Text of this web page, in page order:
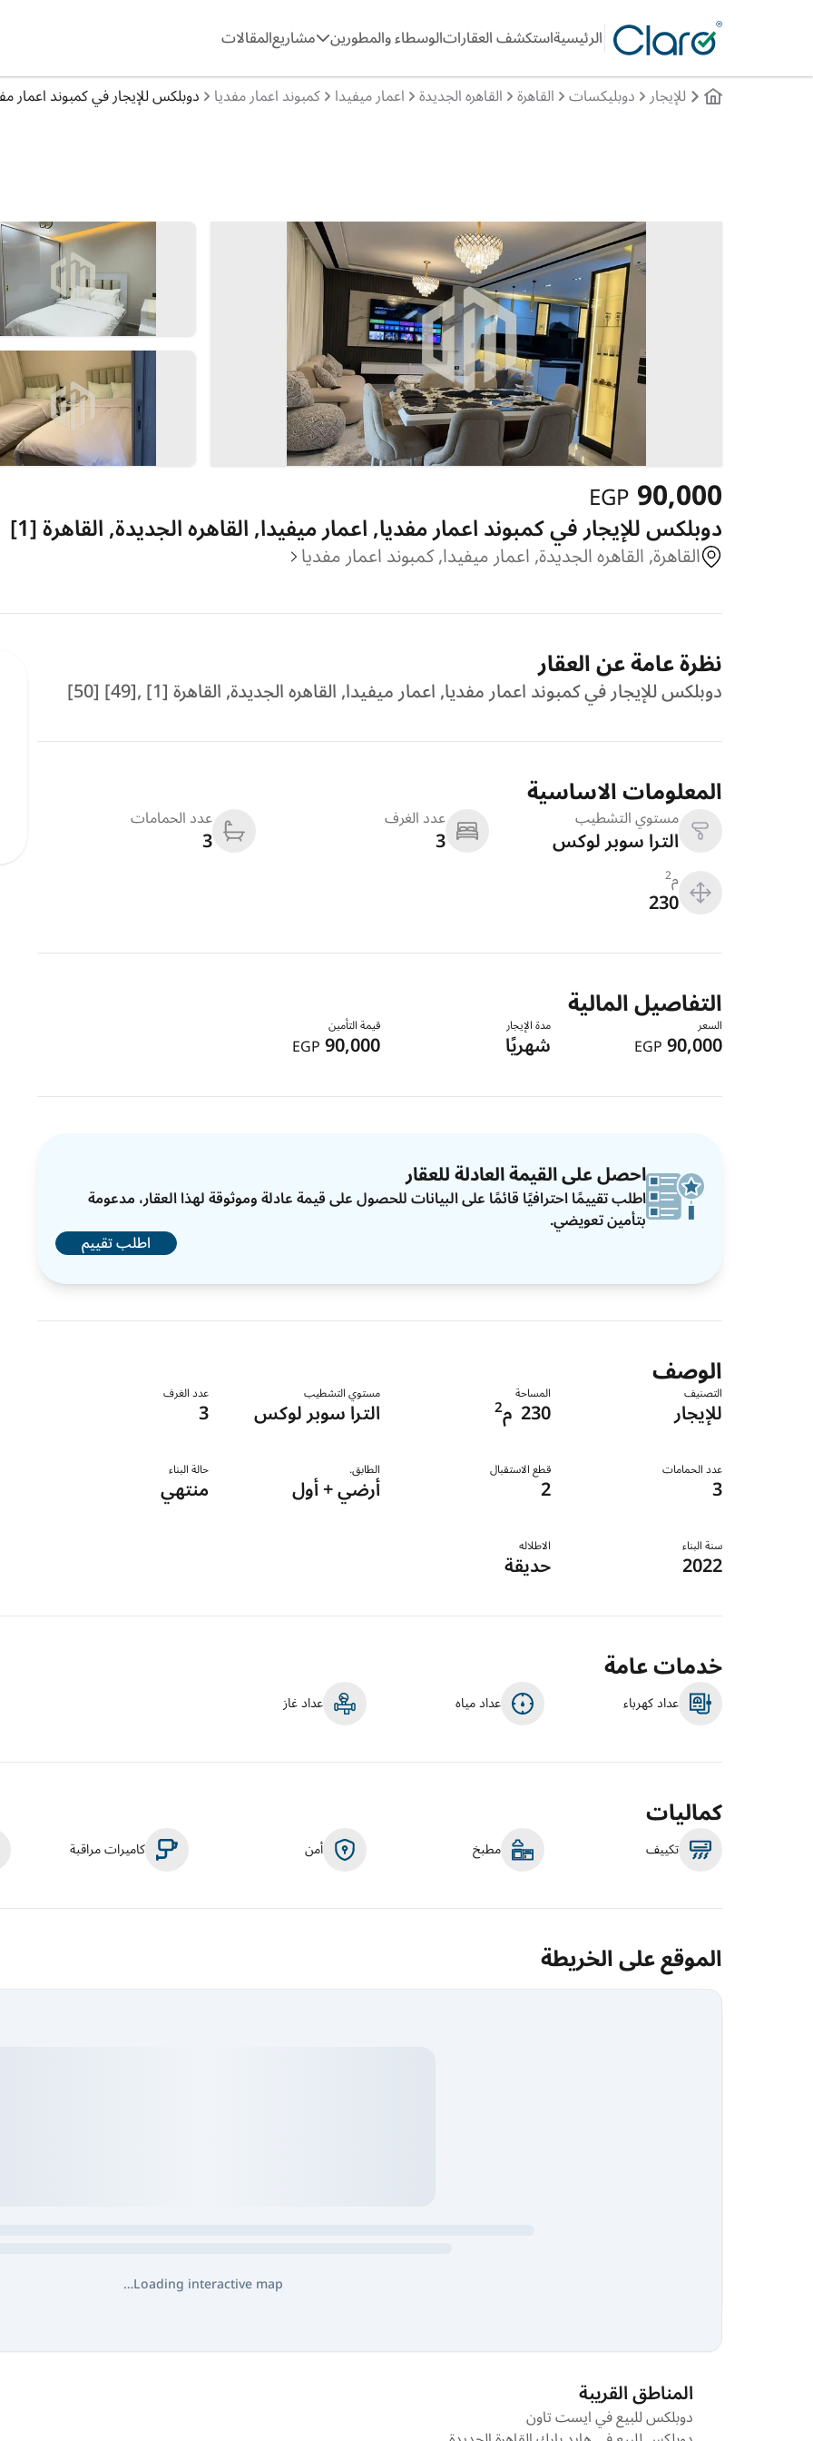
الرئيسيةاستكشف العقاراتالوسطاء والمطورين مشاريعالمقالات
للإيجار دوبليكسات القاهرة القاهره الجديدة اعمار ميفيدا كمبوند اعمار مفديا دوبلكس للإيجار في كمبوند اعمار
90,000
EGP
دوبلكس للإيجار في كمبوند اعمار مفديا, اعمار ميفيدا, القاهره الجديدة, القاهرة [1]
القاهرة, القاهره الجديدة, اعمار ميفيدا, كمبوند اعمار مفديا
نظرة عامة عن العقار
دوبلكس للإيجار في كمبوند اعمار مفديا, اعمار ميفيدا, القاهره الجديدة, القاهرة [1] ,[49] [50]
المعلومات الاساسية
مستوي التشطيب
الترا سوبر لوكس
عدد الغرف
3
عدد الحمامات
3
م2
230
التفاصيل المالية
السعر
90,000
EGP
مدة الإيجار
شهريًا
قيمة التأمين
90,000
EGP
احصل على القيمة العادلة للعقار
اطلب تقييمًا احترافيًا قائمًا على البيانات للحصول على قيمة عادلة وموثوقة لهذا العقار، مدعومة
بتأمين تعويضي.
اطلب تقييم
الوصف
التصنيف
للإيجار
المساحة
230 م2 مستوي التشطيب
الترا سوبر لوكس
عدد الغرف
3
عدد الحمامات
3
قطع الاستقبال
2
الطابق.
أرضي + أول
حالة البناء
منتهي
سنة البناء
2022
الاطلاله
حديقة
خدمات عامة
عداد كهرباء عداد مياه عداد غاز
كماليات
تكييف مطبخ أمن كاميرات مراقبة
الموقع على الخريطة
Loading interactive map…
المناطق القريبة
دوبلكس للبيع في ايست تاون